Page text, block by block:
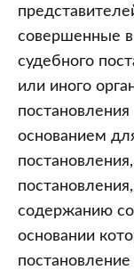
совершенные
судебного
или иного
основанием
содержанию
основании